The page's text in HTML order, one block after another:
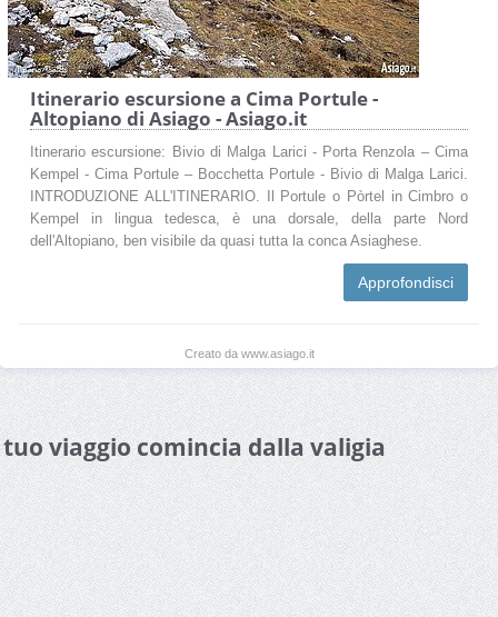
Itinerario escursione a Cima Portule -
Altopiano di Asiago - Asiago.it
Itinerario escursione: Bivio di Malga Larici - Porta Renzola – Cima
Kempel - Cima Portule – Bocchetta Portule - Bivio di Malga Larici.
INTRODUZIONE ALL'ITINERARIO. Il Portule o Pòrtel in Cimbro o
Kempel in lingua tedesca, è una dorsale, della parte Nord
dell'Altopiano, ben visibile da quasi tutta la conca Asiaghese.
Approfondisci
Creato da www.asiago.it
viaggio comincia dalla valigia